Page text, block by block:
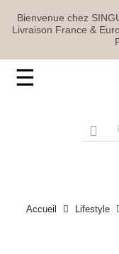
Bienvenue chez
Livraison France &
Basculer
☰
Accueil Lifestyle